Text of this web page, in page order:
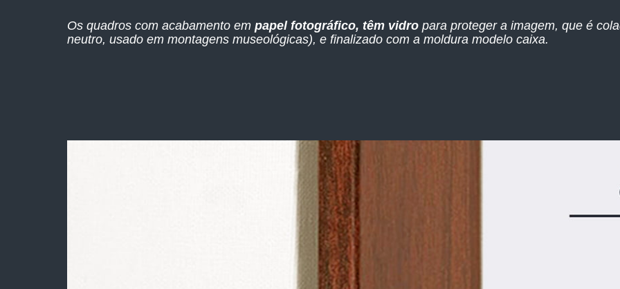
Os quadros com acabamento em papel fotográfico, têm vidro para proteger a imagem, que é
neutro, usado em montagens museológicas), e finalizado com a moldura modelo caixa.